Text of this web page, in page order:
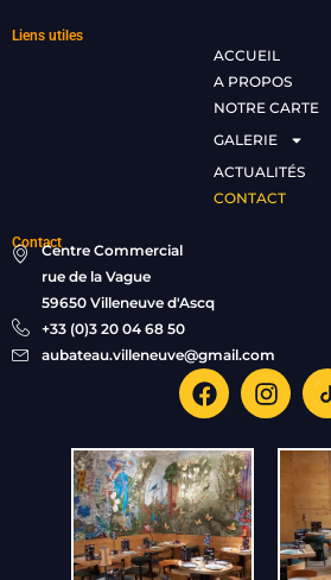
Liens utiles
ACCUEIL
A PROPOS
NOTRE CARTE
GALERIE
ACTUALITÉS
CONTACT
ContactCentre Commercial
rue de la Vague
59650 Villeneuve d'Ascq
+33 (0)3 20 04 68 50
aubateau.villeneuve@gmail.com